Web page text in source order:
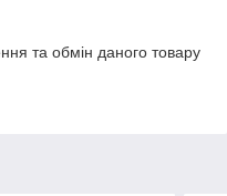
та обмін даного товару